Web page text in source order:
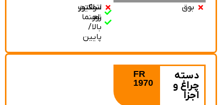
بوق اتولایت
سلکتور
نور
بالا/
پایین
سلکتور
راهنما
دسته
چراغ و
1970